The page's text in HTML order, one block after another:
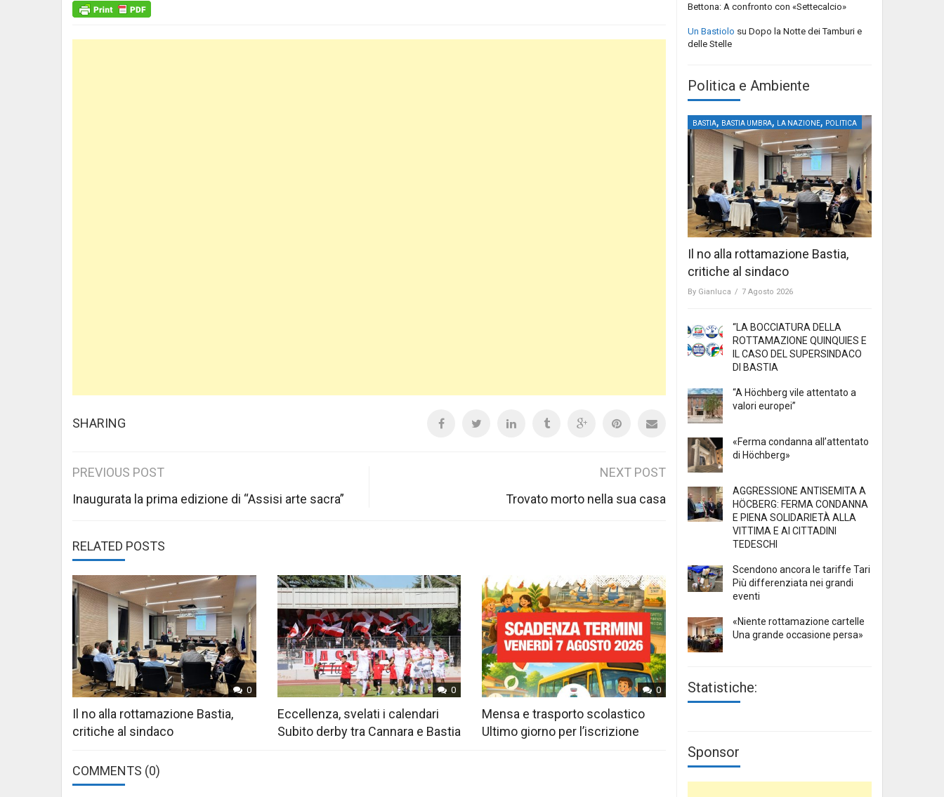
SHARING
Post
navigation
PREVIOUS POST
Inaugurata la prima edizione di “Assisi arte sacra”
NEXT POST
Trovato morto nella sua casa
RELATED POSTS
0
Il no alla rottamazione Bastia,
critiche al sindaco
0
Eccellenza, svelati i calendari
Subito derby tra Cannara e Bastia
0
Mensa e trasporto scolastico
Ultimo giorno per l’iscrizione
COMMENTS (0)
Bettona: A confronto con «Settecalcio»
Un Bastiolo su Dopo la Notte dei Tamburi e
delle Stelle
Politica e Ambiente
BASTIA, BASTIA UMBRA, LA NAZIONE, POLITICA
Il no alla rottamazione Bastia,
critiche al sindaco
By Gianluca / 7 Agosto 2026
“LA BOCCIATURA DELLA
ROTTAMAZIONE QUINQUIES E
IL CASO DEL SUPERSINDACO
DI BASTIA
“A Höchberg vile attentato a
valori europei”
«Ferma condanna all’attentato
di Höchberg»
AGGRESSIONE ANTISEMITA A
HÖCBERG: FERMA CONDANNA
E PIENA SOLIDARIETÀ ALLA
VITTIMA E AI CITTADINI
TEDESCHI
Scendono ancora le tariffe Tari
Più differenziata nei grandi
eventi
«Niente rottamazione cartelle
Una grande occasione persa»
Statistiche:
Sponsor